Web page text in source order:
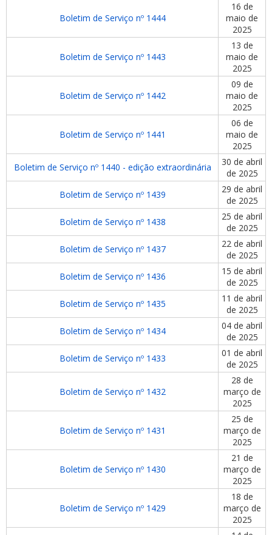
Boletim de Serviço nº 1444
16 de
maio de
2025
Boletim de Serviço nº 1443
13 de
maio de
2025
Boletim de Serviço nº 1442
09 de
maio de
2025
Boletim de Serviço nº 1441
06 de
maio de
2025
Boletim de Serviço nº 1440 - edição extraordinária
30 de abril
de 2025
Boletim de Serviço nº 1439
29 de abril
de 2025
Boletim de Serviço nº 1438
25 de abril
de 2025
Boletim de Serviço nº 1437
22 de abril
de 2025
Boletim de Serviço nº 1436
15 de abril
de 2025
Boletim de Serviço nº 1435
11 de abril
de 2025
Boletim de Serviço nº 1434
04 de abril
de 2025
Boletim de Serviço nº 1433
01 de abril
de 2025
Boletim de Serviço nº 1432
28 de
março de
2025
Boletim de Serviço nº 1431
25 de
março de
2025
Boletim de Serviço nº 1430
21 de
março de
2025
Boletim de Serviço nº 1429
18 de
março de
2025